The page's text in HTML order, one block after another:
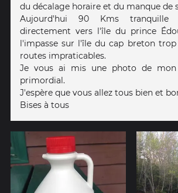
du décalage horaire et du manque de
Aujourd'hui 90 Kms
directement vers l'île du prince
l'impasse sur l'île du cap breton
routes impraticables.
Je vous ai mis une photo de mon
primordial.
J'espère que vous allez tous bien et
Bises à tous